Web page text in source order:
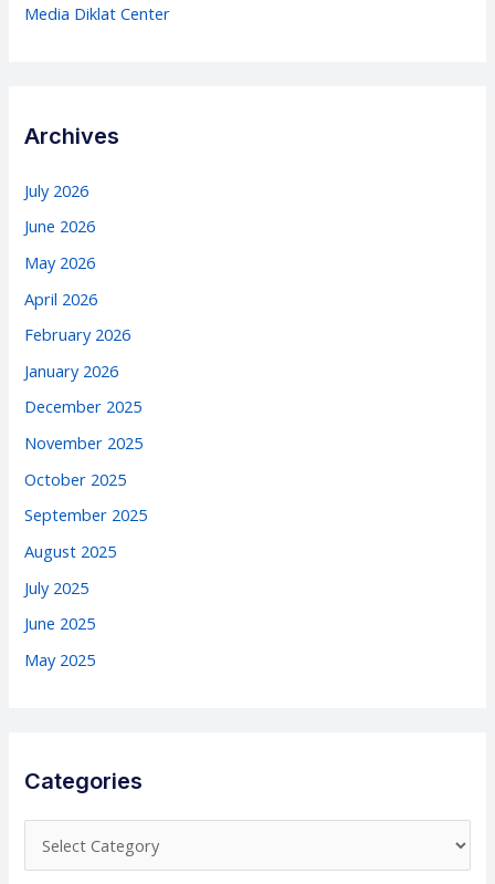
Media Diklat Center
Archives
July 2026
June 2026
May 2026
April 2026
February 2026
January 2026
December 2025
November 2025
October 2025
September 2025
August 2025
July 2025
June 2025
May 2025
Categories
a